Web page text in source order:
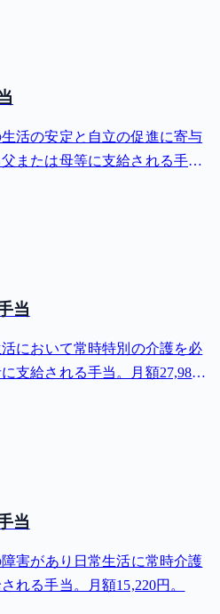
活の安定と自立の促進に寄与
または母等に支給される手
当
において常時特別の介護を必
支給される手当。月額27,980
当
害があり日常生活に常時介護
れる手当。月額15,220円。